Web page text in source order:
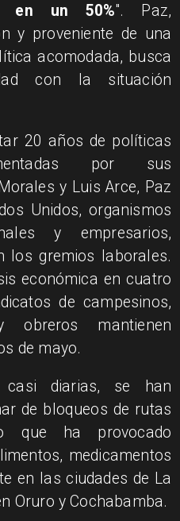
en un 50%". Paz,
y proveniente de una
acomodada, busca
con la situación
20 años de políticas
por sus
y Luis Arce, Paz
Unidos, organismos
y empresarios,
los gremios laborales.
económica en cuatro
de campesinos,
obreros mantienen
de mayo.
casi diarias, se han
de bloqueos de rutas
ha provocado
medicamentos
en las ciudades de La
Oruro y Cochabamba.